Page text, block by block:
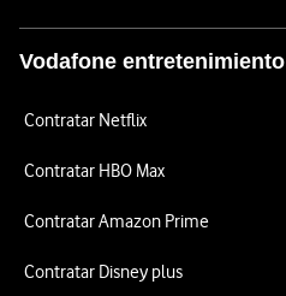
Vodafone entretenimiento
Contratar Netflix
Contratar HBO Max
Contratar Amazon Prime
Contratar Disney plus